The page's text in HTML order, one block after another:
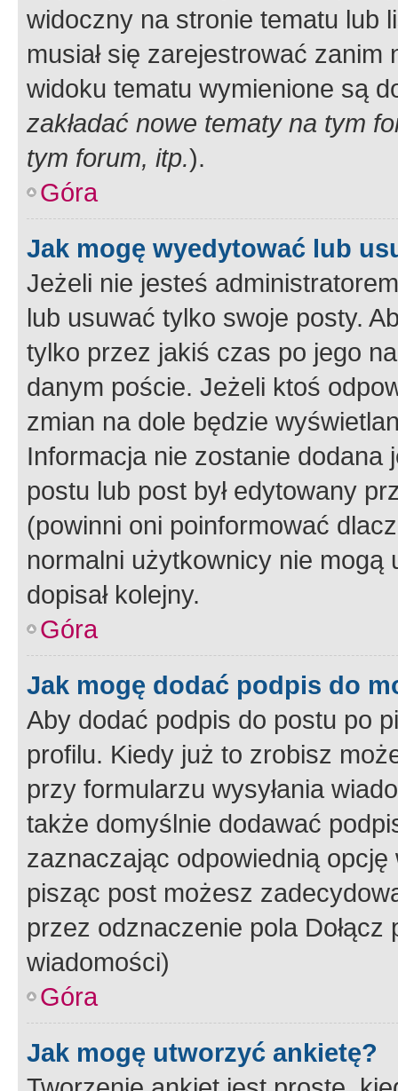
widoczny na stronie tematu lub
musiał się zarejestrować
widoku tematu wymienione są
zakładać nowe tematy na tym
tym forum, itp.).
Góra
Jak mogę wyedytować lub
Jeżeli nie jesteś
lub usuwać tylko swoje posty.
tylko przez jakiś czas po jego
danym poście. Jeżeli ktoś
zmian na dole będzie
Informacja nie zostanie dodana
postu lub post był edytowany
(powinni oni poinformować
normalni użytkownicy nie
dopisał kolejny.
Góra
Jak mogę dodać podpis do
Aby dodać podpis do postu po
profilu. Kiedy już to zrobisz
przy formularzu wysyłania
także domyślnie dodawać
zaznaczając odpowiednią
pisząc post możesz
przez odznaczenie pola
wiadomości)
Góra
Jak mogę utworzyć ankietę?